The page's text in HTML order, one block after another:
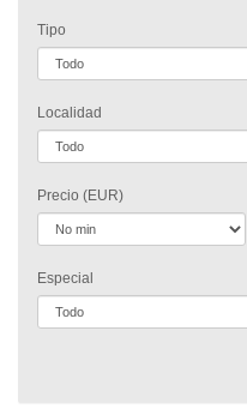
Tipo
Localidad
Precio (EUR)
Especial